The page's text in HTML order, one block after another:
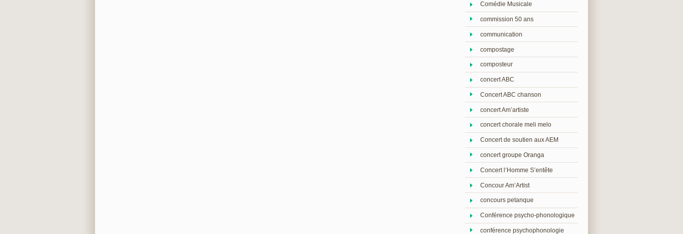
Comédie Musicale
commission 50 ans
communication
compostage
composteur
concert ABC
Concert ABC chanson
concert Am’artiste
concert chorale meli melo
Concert de soutien aux AEM
concert groupe Oranga
Concert l’Homme S’entête
Concour Am’Artist
concours petanque
Conférence psycho-phonologique
conférence psychophonologie